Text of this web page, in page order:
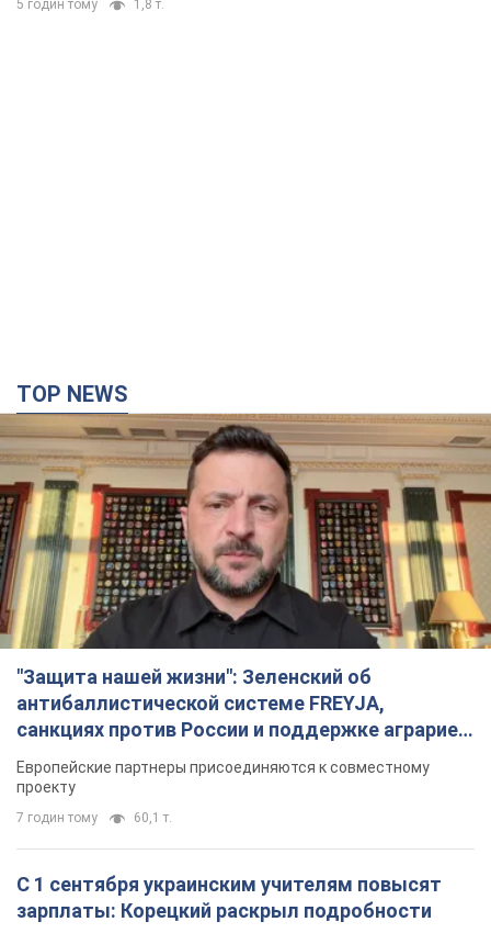
"Защита нашей жизни": Зеленский об
антибаллистической системе FREYJA,
санкциях против России и поддержке аграриев.
Видео
Европейские партнеры присоединяются к совместному
проекту
7 годин тому 60,1 т.
С 1 сентября украинским учителям повысят
зарплаты: Корецкий раскрыл подробности
Одновременно с повышением зарплат педагогам
правительство объявило об увеличении студенческих
стипендий
2 години тому
просьбу Зеленского о передаче Украине ракет
для Patriot